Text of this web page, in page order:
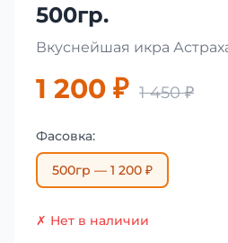
500гр.
Вкуснейшая икра
1 200 ₽ 1 450 ₽
Фасовка:
500гр — 1 200 ₽
✗ Нет в наличии